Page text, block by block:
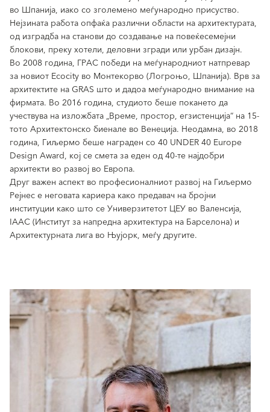
во Шпанија, иако со зголемено меѓународно присуство.
Нејзината работа опфаќа различни области на архитектурата,
од изградба на станови до создавање на повеќесемејни
блокови, преку хотели, деловни згради или урбан дизајн.
Во 2008 година, ГРАС победи на меѓународниот натпревар
за новиот Ecocity во Монтекорво (Логроњо, Шпанија). Врв за
архитектите на GRAS што и дадоа меѓународно внимание на
фирмата. Во 2016 година, студиото беше покането да
учествува на изложбата „Време, простор, егзистенција“ на 15-
тото Архитектонско биенале во Венеција. Неодамна, во 2018
година, Гиљермо беше награден со 40 UNDER 40 Europe
Design Award, кој се смета за еден од 40-те најдобри
архитекти во развој во Европа.
Друг важен аспект во професионалниот развој на Гиљермо
Рејнес е неговата кариера како предавач на бројни
институции како што се Универзитетот ЦЕУ во Валенсија,
IAAC (Институт за напредна архитектура на Барселона) и
Архитектурната лига во Њујорк, меѓу другите.